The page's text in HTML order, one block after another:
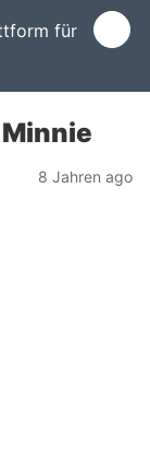
für
8 Jahren ago